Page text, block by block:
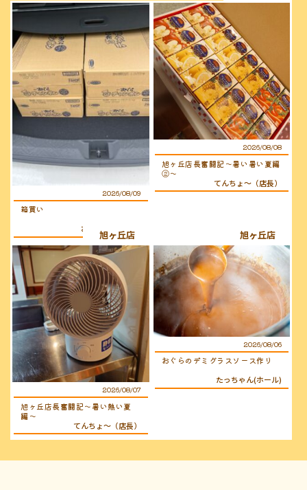
2026/08/09
箱買い
おぐらのおじさん
2026/08/08
旭ヶ丘店長奮闘記〜暑い暑い夏編
②〜
てんちょ〜（店長）
旭ヶ丘店
2026/08/07
旭ヶ丘店長奮闘記〜暑い熱い夏
編〜
てんちょ〜（店長）
旭ヶ丘店
2026/08/06
おぐらのデミグラスソース作り
たっちゃん(ホール)